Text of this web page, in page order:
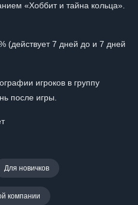
«Хоббит и тайна кольца».
(действует 7 дней до и 7 дней
игроков в группу
после игры.
Для новичков
компании